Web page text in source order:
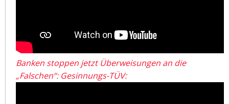
Banken stoppen jetzt Überweisungen an die
„Falschen“: Gesinnungs-TÜV: